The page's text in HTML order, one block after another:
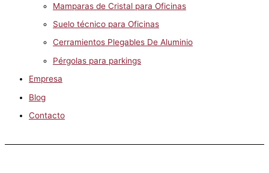
Mamparas de Cristal para Oficinas
Suelo técnico para Oficinas
Cerramientos Plegables De Aluminio
Pérgolas para parkings
Empresa
Blog
Contacto